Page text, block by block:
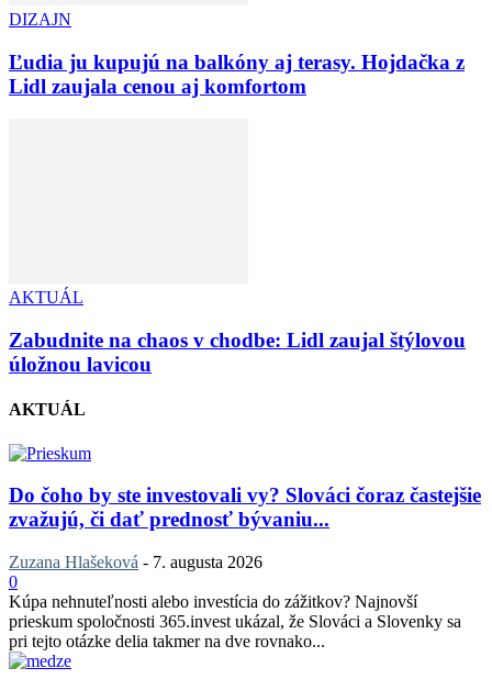
DIZAJN
Ľudia ju kupujú na balkóny aj terasy. Hojdačka z
Lidl zaujala cenou aj komfortom
AKTUÁL
Zabudnite na chaos v chodbe: Lidl zaujal štýlovou
úložnou lavicou
AKTUÁL
Do čoho by ste investovali vy? Slováci čoraz častejšie
zvažujú, či dať prednosť bývaniu...
Zuzana Hlašeková - 7. augusta 2026
0
Kúpa nehnuteľnosti alebo investícia do zážitkov? Najnovší
prieskum spoločnosti 365.invest ukázal, že Slováci a Slovenky sa
pri tejto otázke delia takmer na dve rovnako...